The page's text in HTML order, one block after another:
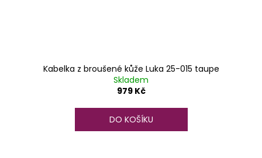
Kabelka z broušené kůže Luka 25-015 taupe
Skladem
979 Kč
DO KOŠÍKU